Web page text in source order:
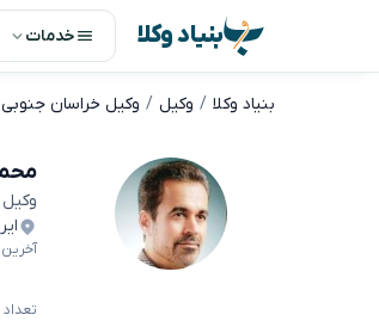
بنیاد وکلا خدمات
بنیاد وکلا وکیل وکیل خراسان جنوبی
آخرین